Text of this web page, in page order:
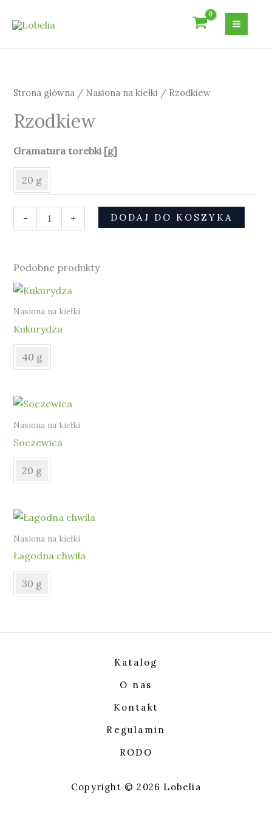
Strona główna / Nasiona na kiełki / Rzodkiew
Rzodkiew
Gramatura torebki [g]
20 g
- + DODAJ DO KOSZYKA
Podobne produkty
Nasiona na kiełki
Kukurydza
40 g
Nasiona na kiełki
Soczewica
20 g
Nasiona na kiełki
Łagodna chwila
30 g
Katalog
O nas
Kontakt
Regulamin
RODO
Copyright © 2026 Lobelia